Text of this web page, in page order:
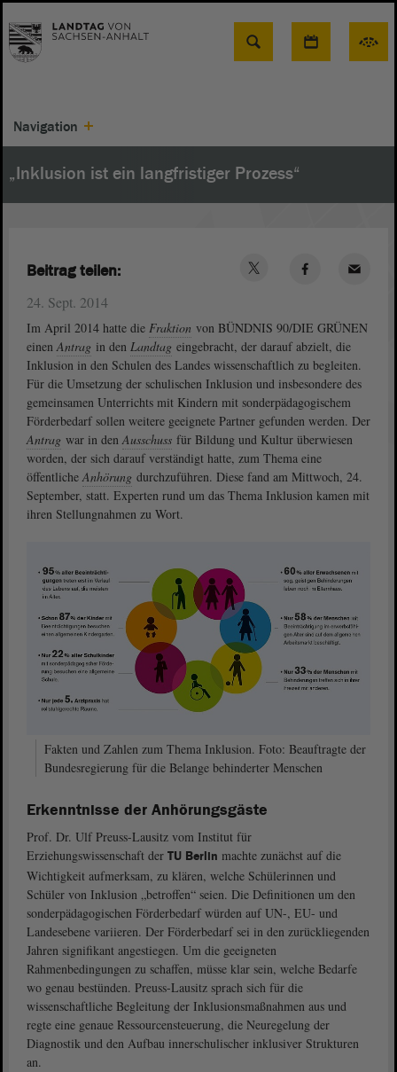
Suche
Navigation
„Inklusion ist ein langfristiger Prozess“
24. Sept. 2014
Im April 2014 hatte die Fraktion von BÜNDNIS 90/DIE GRÜNEN
einenAntrag in den Landtag eingebracht, der darauf abzielt, die
Inklusion in den Schulen des Landes wissenschaftlich zu begleiten.
Für die Umsetzung der schulischen Inklusion und insbesondere des
gemeinsamen Unterrichts mit Kindern mit sonderpädagogischem
Förderbedarf sollen weitere geeignete Partner gefunden werden. Der
Antrag war in denAusschuss für Bildung und Kultur überwiesen
worden, der sich darauf verständigt hatte, zum Thema eine
öffentlicheAnhörung durchzuführen. Diese fand am Mittwoch, 24.
September, statt. Experten rund um das Thema Inklusion kamen mit
ihren Stellungnahmen zu Wort.
Fakten und Zahlen zum Thema Inklusion. Foto: Beauftragte der
Bundesregierung für die Belange behinderter Menschen
Erkenntnisse der Anhörungsgäste
Prof. Dr. Ulf Preuss-Lausitz vom Institut für
Erziehungswissenschaft der TU Berlin machte zunächst auf die
Wichtigkeit aufmerksam, zu klären, welche Schülerinnen und
Schüler von Inklusion „betroffen“ seien. Die Definitionen um den
sonderpädagogischen Förderbedarf würden auf UN-, EU- und
Landesebene variieren. Der Förderbedarf sei in den zurückliegenden
Jahren signifikant angestiegen. Um die geeigneten
Rahmenbedingungen zu schaffen, müsse klar sein, welche Bedarfe
wo genau bestünden. Preuss-Lausitz sprach sich für die
wissenschaftliche Begleitung der Inklusionsmaßnahmen aus und
regte eine genaue Ressourcensteuerung, die Neuregelung der
Diagnostik und den Aufbau innerschulischer inklusiver Strukturen
an.
Beitrag teilen: